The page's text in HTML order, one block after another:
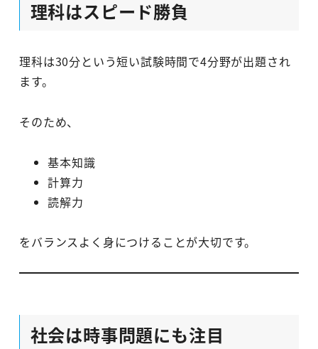
理科はスピード勝負
理科は30分という短い試験時間で4分野が出題され
ます。
そのため、
基本知識
計算力
読解力
をバランスよく身につけることが大切です。
社会は時事問題にも注目